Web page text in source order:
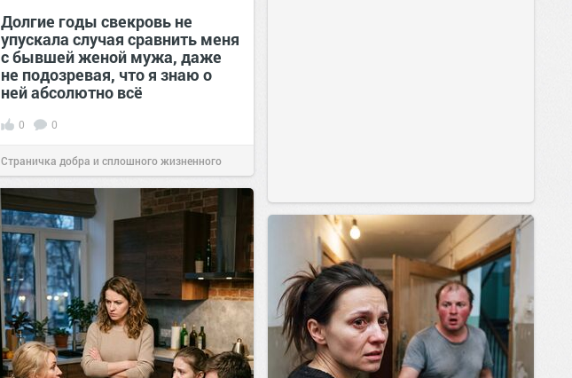
Долгие годы свекровь не
упускала случая сравнить меня
с бывшей женой мужа, даже
не подозревая, что я знаю о
ней абсолютно всё
0 0
Страничка добра и сплошного жизненного
позитива!00:2907 авг 2026